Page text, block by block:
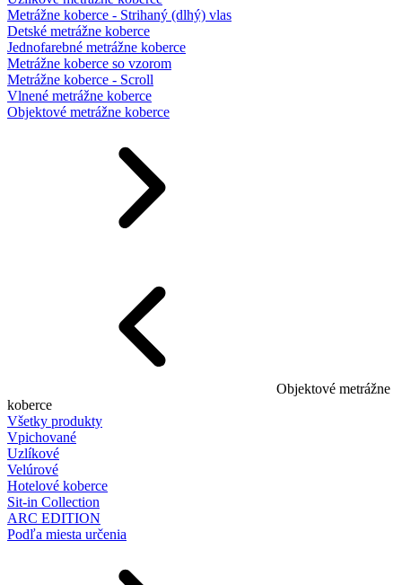
Metrážne koberce - Strihaný (dlhý) vlas
Detské metrážne koberce
Jednofarebné metrážne koberce
Metrážne koberce so vzorom
Metrážne koberce - Scroll
Vlnené metrážne koberce
Objektové metrážne koberce
Objektové metrážne
koberce
Všetky produkty
Vpichované
Uzlíkové
Velúrové
Hotelové koberce
Sit-in Collection
ARC EDITION
Podľa miesta určenia